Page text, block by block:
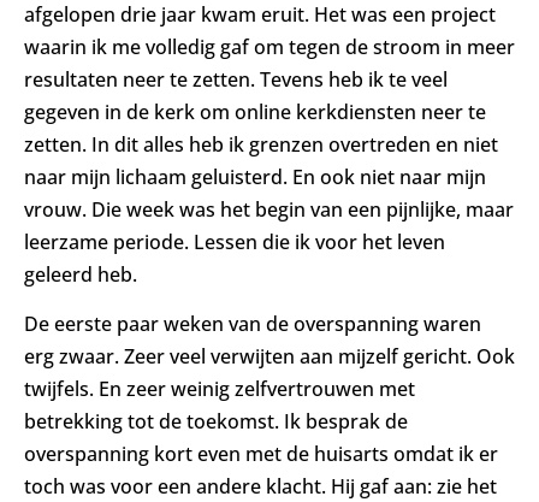
afgelopen drie jaar kwam eruit. Het was een project
waarin ik me volledig gaf om tegen de stroom in meer
resultaten neer te zetten. Tevens heb ik te veel
gegeven in de kerk om online kerkdiensten neer te
zetten. In dit alles heb ik grenzen overtreden en niet
naar mijn lichaam geluisterd. En ook niet naar mijn
vrouw. Die week was het begin van een pijnlijke, maar
leerzame periode. Lessen die ik voor het leven
geleerd heb.
De eerste paar weken van de overspanning waren
erg zwaar. Zeer veel verwijten aan mijzelf gericht. Ook
twijfels. En zeer weinig zelfvertrouwen met
betrekking tot de toekomst. Ik besprak de
overspanning kort even met de huisarts omdat ik er
toch was voor een andere klacht. Hij gaf aan: zie het